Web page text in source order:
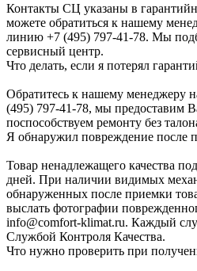
Контакты СЦ указаны в
можете обратиться к нашему
линию +7 (495) 797-41-78. Мы
сервисный центр.
Что делать, если я потерял
Обратитесь к нашему менеджеру
(495) 797-41-78, мы предоставим
поспособствуем ремонту без
Я обнаружил повреждение после
Товар ненадлежащего качества
дней. При наличии видимых
обнаруженных после приемки
выслать фотографии
info@comfort-klimat.ru. Каждый
Службой Контроля Качества.
Что нужно проверить при